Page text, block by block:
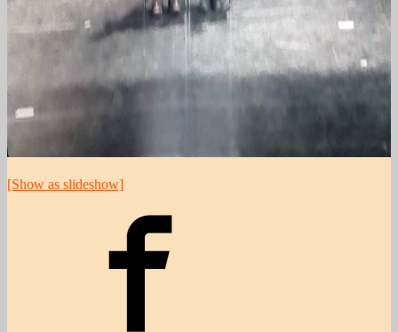
[Show as slideshow]